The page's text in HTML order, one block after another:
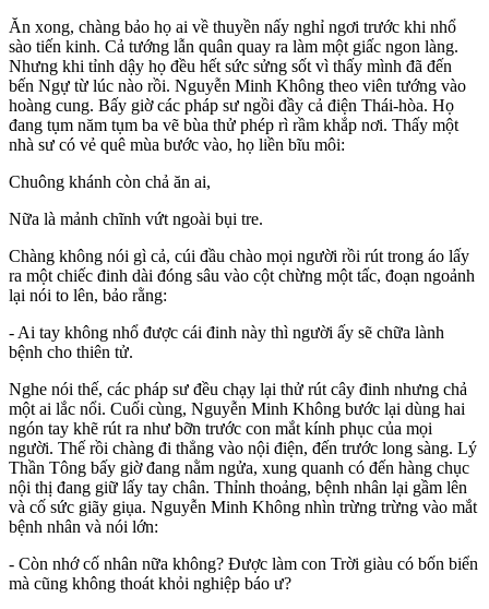
Ăn xong, chàng bảo họ ai về thuyền nấy nghỉ ngơi trước khi nhổ
sào tiến kinh. Cả tướng lẫn quân quay ra làm một giấc ngon làng.
Nhưng khi tỉnh dậy họ đều hết sức sửng sốt vì thấy mình đã đến
bến Ngự từ lúc nào rồi. Nguyễn Minh Không theo viên tướng vào
hoàng cung. Bấy giờ các pháp sư ngồi đầy cả điện Thái-hòa. Họ
đang tụm năm tụm ba vẽ bùa thử phép rì rầm khắp nơi. Thấy một
nhà sư có vẻ quê mùa bước vào, họ liền bĩu môi:
Chuông khánh còn chả ăn ai,
Nữa là mảnh chĩnh vứt ngoài bụi tre.
Chàng không nói gì cả, cúi đầu chào mọi người rồi rút trong áo lấy
ra một chiếc đinh dài đóng sâu vào cột chừng một tấc, đoạn ngoảnh
lại nói to lên, bảo rằng:
- Ai tay không nhổ được cái đinh này thì người ấy sẽ chữa lành
bệnh cho thiên tử.
Nghe nói thế, các pháp sư đều chạy lại thử rút cây đinh nhưng chả
một ai lắc nổi. Cuối cùng, Nguyễn Minh Không bước lại dùng hai
ngón tay khẽ rút ra như bỡn trước con mắt kính phục của mọi
người. Thế rồi chàng đi thẳng vào nội điện, đến trước long sàng. Lý
Thần Tông bấy giờ đang nằm ngửa, xung quanh có đến hàng chục
nội thị đang giữ lấy tay chân. Thỉnh thoảng, bệnh nhân lại gầm lên
và cố sức giãy giụa. Nguyễn Minh Không nhìn trừng trừng vào mắt
bệnh nhân và nói lớn:
- Còn nhớ cố nhân nữa không? Được làm con Trời giàu có bốn biển
mà cũng không thoát khỏi nghiệp báo ư?